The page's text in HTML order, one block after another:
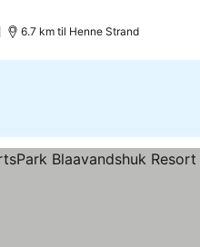
6.7 km til Henne Strand